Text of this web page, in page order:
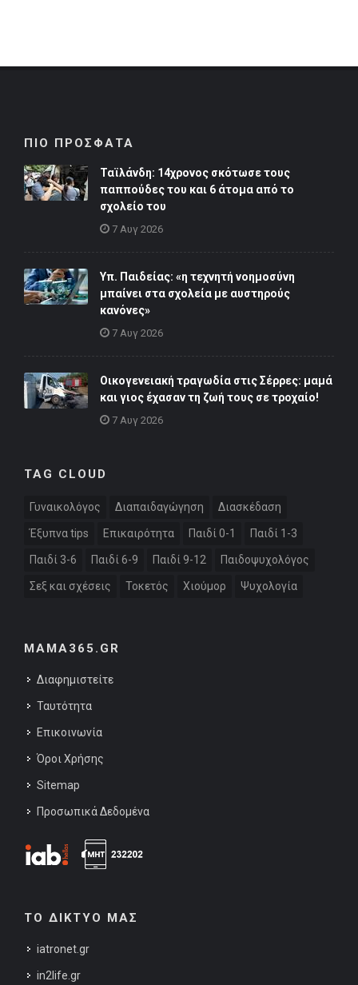
ΠΙΟ ΠΡΟΣΦΑΤΑ
Ταϊλάνδη: 14χρονος σκότωσε τους
παππούδες του και 6 άτομα από το
σχολείο του
7 Αυγ 2026
Υπ. Παιδείας: «η τεχνητή νοημοσύνη
μπαίνει στα σχολεία με αυστηρούς
κανόνες»
7 Αυγ 2026
Οικογενειακή τραγωδία στις Σέρρες: μαμά
και γιος έχασαν τη ζωή τους σε τροχαίο!
7 Αυγ 2026
TAG CLOUD
Γυναικολόγος Διαπαιδαγώγηση Διασκέδαση
Έξυπνα tips Επικαιρότητα Παιδί 0-1 Παιδί 1-3
Παιδί 3-6 Παιδί 6-9 Παιδί 9-12 Παιδοψυχολόγος
Σεξ και σχέσεις Τοκετός Χιούμορ Ψυχολογία
MAMA365.GR
Διαφημιστείτε
Ταυτότητα
Επικοινωνία
Όροι Χρήσης
Sitemap
Προσωπικά Δεδομένα
ΤΟ ΔΙΚΤΥΟ ΜΑΣ
iatronet.gr
in2life.gr